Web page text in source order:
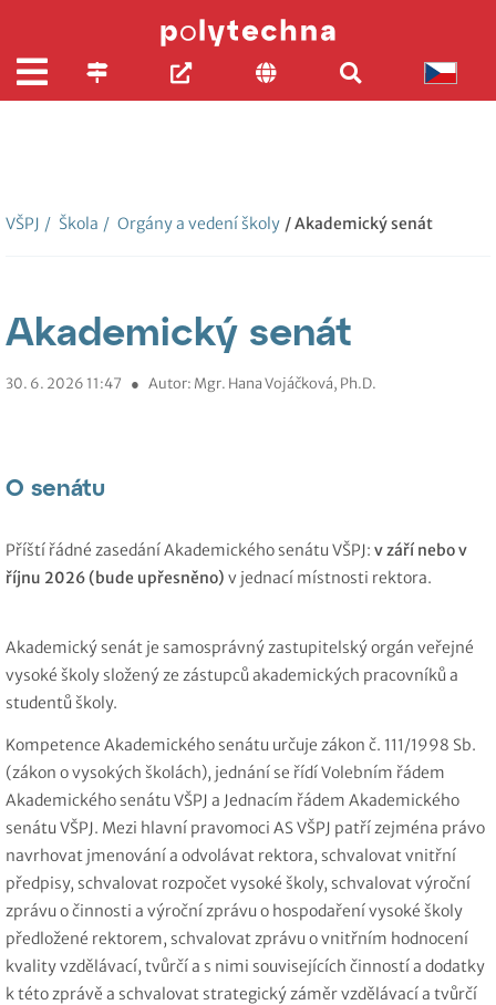
VŠPJ / Škola / Orgány a vedení školy / Akademický senát
Akademický senát
30. 6. 2026 11:47 ● Autor: Mgr. Hana Vojáčková, Ph.D.
O senátu
Příští řádné zasedání Akademického senátu VŠPJ: v září nebo v
říjnu 2026 (bude upřesněno) v jednací místnosti rektora.
Akademický senát je samosprávný zastupitelský orgán veřejné
vysoké školy složený ze zástupců akademických pracovníků a
studentů školy.
Kompetence Akademického senátu určuje zákon č. 111/1998 Sb.
(zákon o vysokých školách), jednání se řídí Volebním řádem
Akademického senátu VŠPJ a Jednacím řádem Akademického
senátu VŠPJ. Mezi hlavní pravomoci AS VŠPJ patří zejména právo
navrhovat jmenování a odvolávat rektora, schvalovat vnitřní
předpisy, schvalovat rozpočet vysoké školy, schvalovat výroční
zprávu o činnosti a výroční zprávu o hospodaření vysoké školy
předložené rektorem, schvalovat zprávu o vnitřním hodnocení
kvality vzdělávací, tvůrčí a s nimi souvisejících činností a dodatky
k této zprávě a schvalovat strategický záměr vzdělávací a tvůrčí